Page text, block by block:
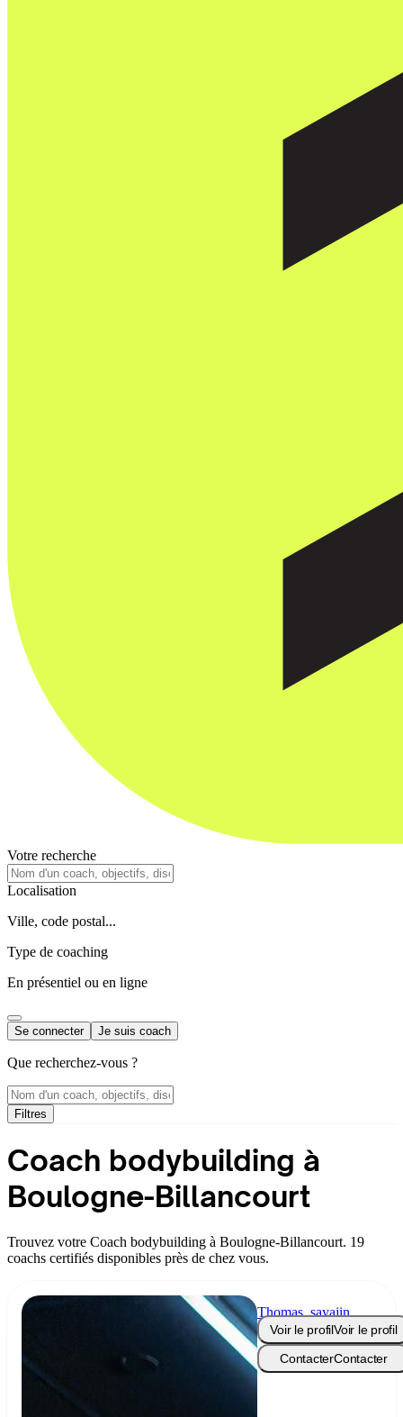
Votre recherche
Localisation
Ville, code postal...
Type de coaching
En présentiel ou en ligne
Se connecter Je suis coach
Que recherchez-vous ?
Filtres
Coach bodybuilding à
Boulogne-Billancourt
Trouvez votre Coach bodybuilding à Boulogne-Billancourt. 19
coachs certifiés disponibles près de chez vous.
Thomas_sayajin
Voir le profilVoir le profil
ContacterContacter